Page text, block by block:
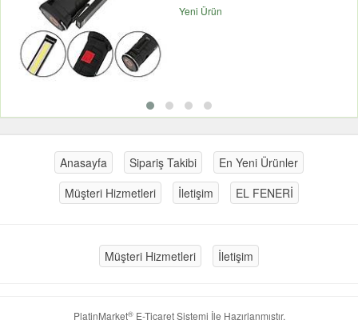
Yeni Ürün
Anasayfa Sipariş Takibi
En Yeni Ürünler
Müşteri Hizmetleri
İletişim EL FENERİ
Müşteri Hizmetleri İletişim
PlatinMarket®E-Ticaret Sistemi İle Hazırlanmıştır.